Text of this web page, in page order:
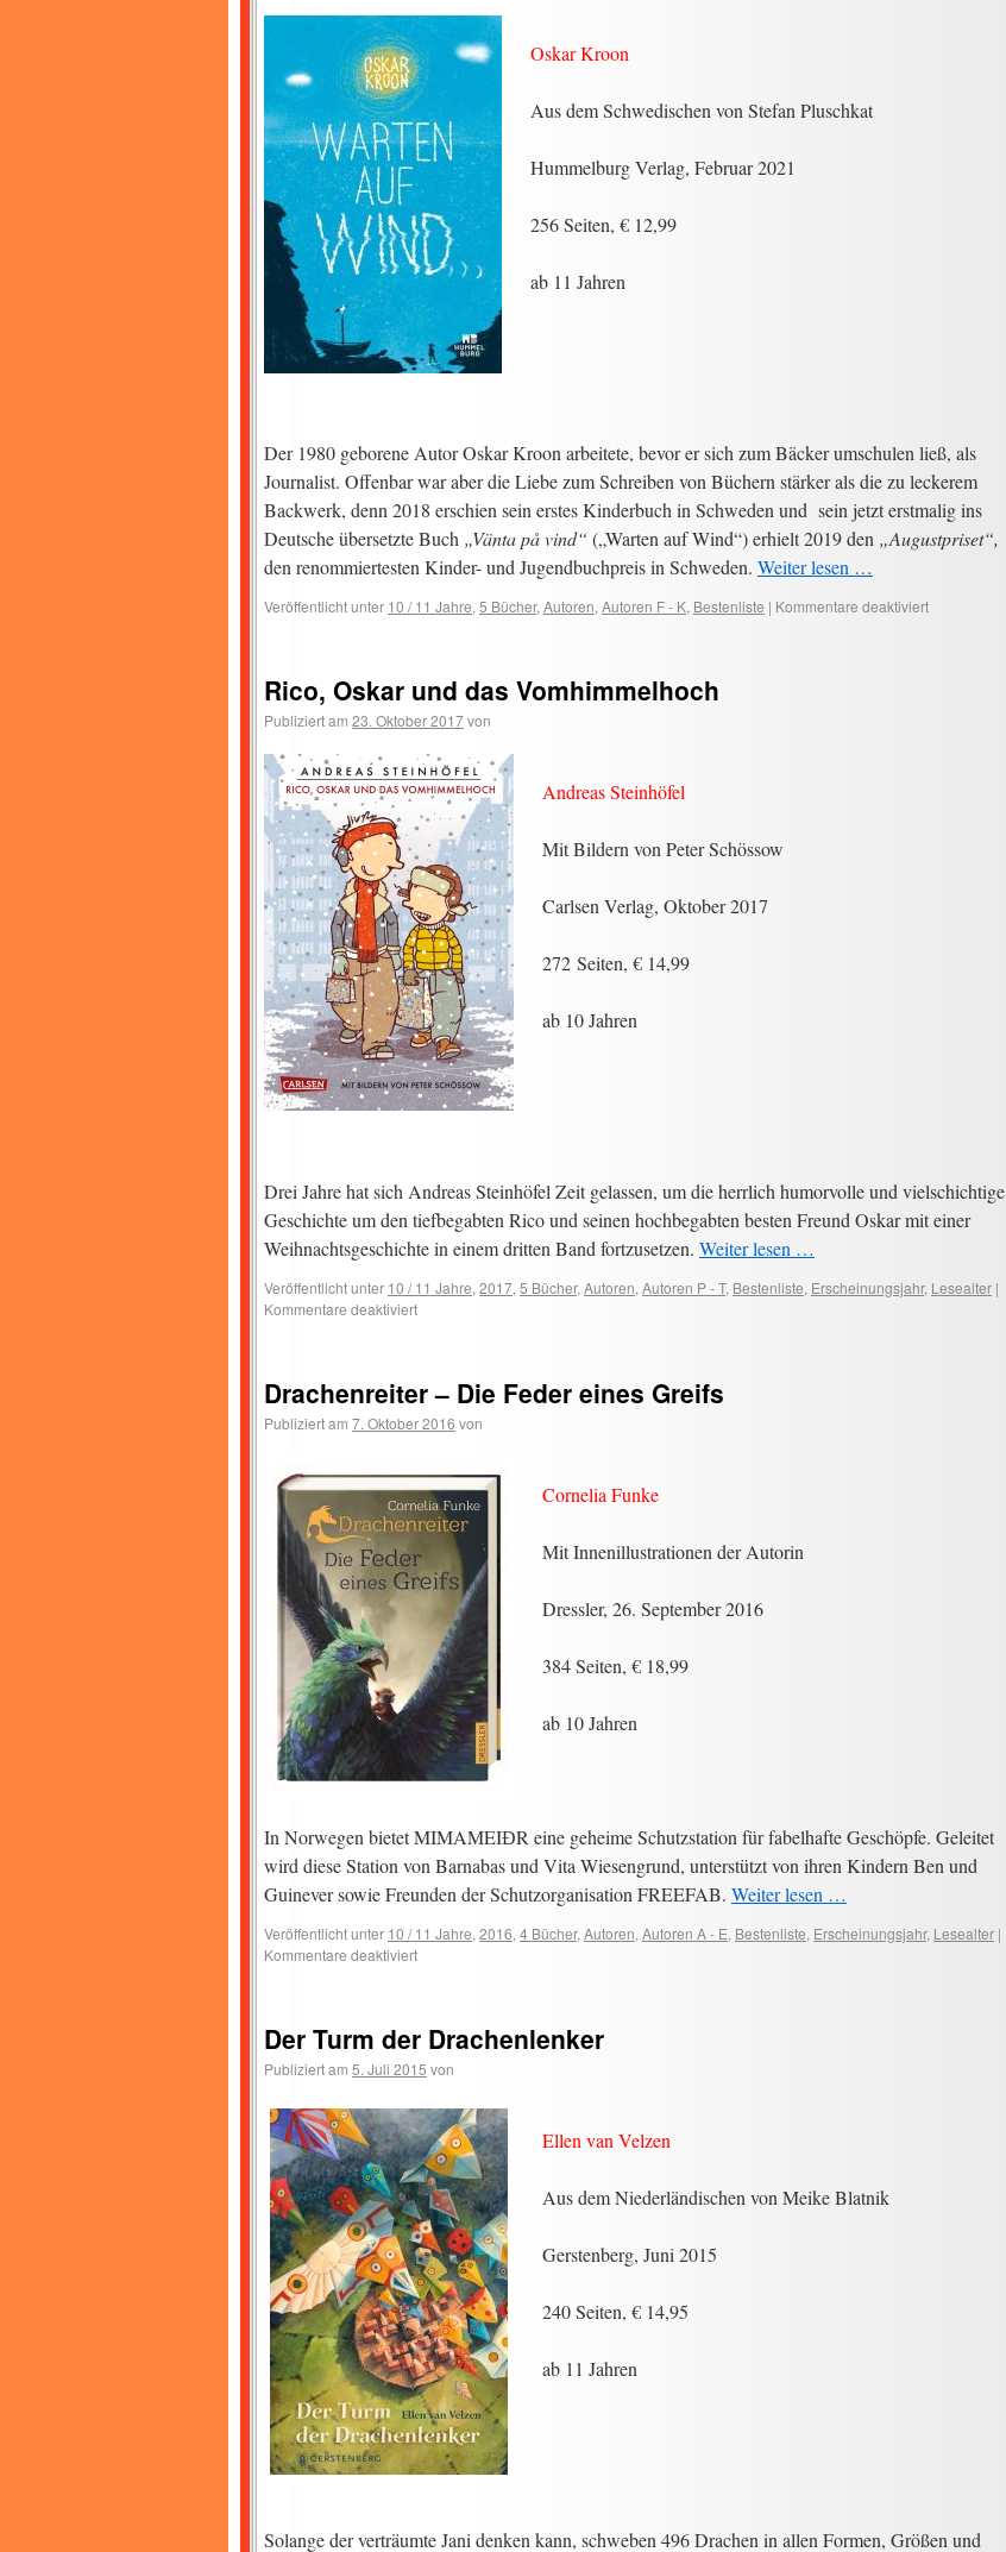
Oskar Kroon
Aus dem Schwedischen von Stefan Pluschkat
Hummelburg Verlag, Februar 2021
256 Seiten, € 12,99
ab 11 Jahren
Der 1980 geborene Autor Oskar Kroon arbeitete, bevor er sich zum Bäcker umschulen ließ, als
Journalist. Offenbar war aber die Liebe zum Schreiben von Büchern stärker als die zu leckerem
Backwerk, denn 2018 erschien sein erstes Kinderbuch in Schweden und sein jetzt erstmalig ins
Deutsche übersetzte Buch „Vänta på vind“ („Warten auf Wind“) erhielt 2019 den „Augustpriset“,
den renommiertesten Kinder- und Jugendbuchpreis in Schweden. Weiter lesen …
Veröffentlicht unter 10 / 11 Jahre, 5 Bücher, Autoren, Autoren F - K, Bestenliste | Kommentare deaktiviert
Rico, Oskar und das Vomhimmelhoch
Publiziert am 23. Oktober 2017von
Andreas Steinhöfel
Mit Bildern von Peter Schössow
Carlsen Verlag, Oktober 2017
272 Seiten, € 14,99
ab 10 Jahren
Drei Jahre hat sich Andreas Steinhöfel Zeit gelassen, um die herrlich humorvolle und vielschichtige
Geschichte um den tiefbegabten Rico und seinen hochbegabten besten Freund Oskar mit einer
Weihnachtsgeschichte in einem dritten Band fortzusetzen. Weiter lesen …
Veröffentlicht unter 10 / 11 Jahre, 2017, 5 Bücher, Autoren, Autoren P - T, Bestenliste, Erscheinungsjahr, Lesealter |
Kommentare deaktiviert
Drachenreiter – Die Feder eines Greifs
Publiziert am 7. Oktober 2016 von
Cornelia Funke
Mit Innenillustrationen der Autorin
Dressler, 26. September 2016
384 Seiten, € 18,99
ab 10 Jahren
In Norwegen bietet MIMAMEIƉR eine geheime Schutzstation für fabelhafte Geschöpfe. Geleitet
wird diese Station von Barnabas und Vita Wiesengrund, unterstützt von ihren Kindern Ben und
Guinever sowie Freunden der Schutzorganisation FREEFAB. Weiter lesen …
Veröffentlicht unter 10 / 11 Jahre, 2016, 4 Bücher, Autoren, Autoren A - E, Bestenliste, Erscheinungsjahr, Lesealter |
Kommentare deaktiviert
Der Turm der Drachenlenker
Publiziert am 5. Juli 2015 von
Ellen van Velzen
Aus dem Niederländischen von Meike Blatnik
Gerstenberg, Juni 2015
240 Seiten, € 14,95
ab 11 Jahren
Solange der verträumte Jani denken kann, schweben 496 Drachen in allen Formen, Größen und